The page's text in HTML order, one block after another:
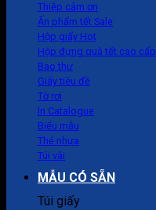
Thiệp cảm ơn
Ấn phẩm tết
Hộp giấy
Hộp đựng quà tết cao cấp
Bao thư
Giấy tiêu đề
Tờ rơi
In Catalogue
Biểu mẫu
Thẻ nhựa
Túi vải
MẪU CÓ SẴN
Túi giấy